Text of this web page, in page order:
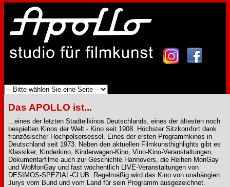
Das APOLLO ist...
...eines der letzten Stadteilkinos Deutschlands, eines der ältesten noch
bespielten Kinos der Welt - Kino seit 1908. Höchster Sitzkomfort dank
französischer Hochpolsersessel. Eines der ersten Programmkinos in
Deutschland seit 1973. Neben den aktuellen Filmkunsthighlights gibt es
Klassiker, Kinderkino, Kinderwagen-Kino, Vino-Kino-Veranstaltungen,
Dokumentarfilme auch zur Geschichte Hannovers, die Reihen MonGay
und WoMonGay und fast wöchentlich LIVE-Veranstaltungen von
DESIMOS-SPEZIAL-CLUB. Regelmäßig wird das Kino von unahängien
Jurys vom Bund und vom Land für sein Programm ausgezeichnet.